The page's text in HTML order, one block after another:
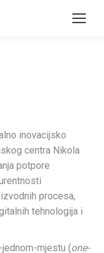
inovacijsko
centra Nikola
potpore
procesa,
tehnologija i
jednom-mjestu (one-